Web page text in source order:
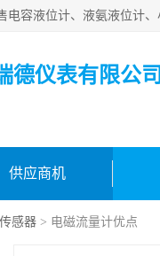
德仪表有限公司
供应商机
感器 > 电磁流量计优点